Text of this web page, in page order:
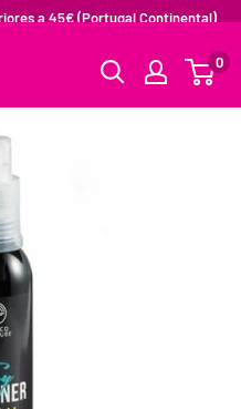
a 45€ (Portugal Continental)
0